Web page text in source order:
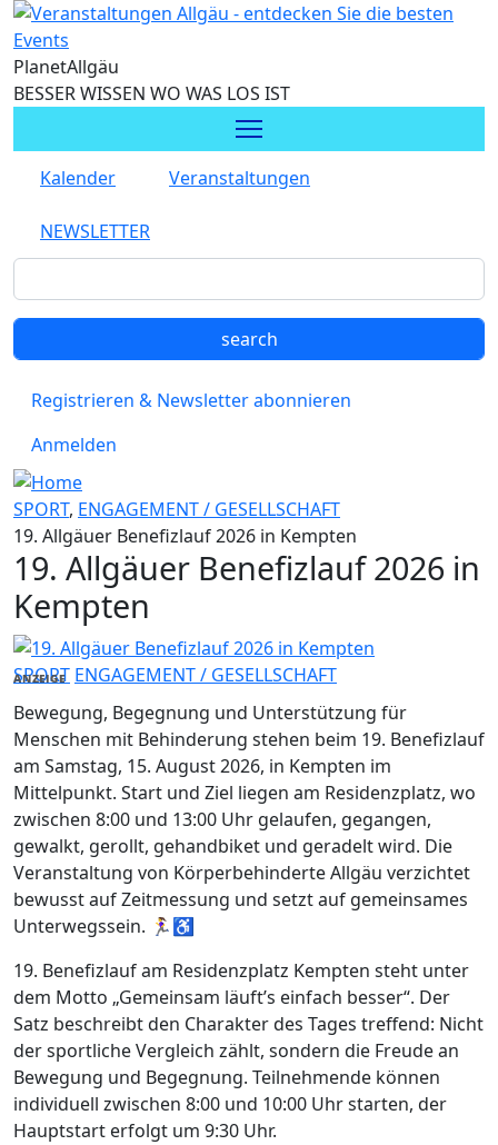
Direkt zum Inhalt
PlanetAllgäu
BESSER WISSEN WO WAS LOS IST
Kalender Veranstaltungen
NEWSLETTER
Registrieren & Newsletter abonnieren
Anmelden
SPORT, ENGAGEMENT / GESELLSCHAFT
19. Allgäuer Benefizlauf 2026 in Kempten
19. Allgäuer Benefizlauf 2026 in
Kempten
SPORT ENGAGEMENT / GESELLSCHAFT
ANZEIGE
Bewegung, Begegnung und Unterstützung für
Menschen mit Behinderung stehen beim 19. Benefizlauf
am Samstag, 15. August 2026, in Kempten im
Mittelpunkt. Start und Ziel liegen am Residenzplatz, wo
zwischen 8:00 und 13:00 Uhr gelaufen, gegangen,
gewalkt, gerollt, gehandbiket und geradelt wird. Die
Veranstaltung von Körperbehinderte Allgäu verzichtet
bewusst auf Zeitmessung und setzt auf gemeinsames
Unterwegssein. 🏃‍♀️♿
19. Benefizlauf am Residenzplatz Kempten steht unter
dem Motto „Gemeinsam läuft’s einfach besser“. Der
Satz beschreibt den Charakter des Tages treffend: Nicht
der sportliche Vergleich zählt, sondern die Freude an
Bewegung und Begegnung. Teilnehmende können
individuell zwischen 8:00 und 10:00 Uhr starten, der
Hauptstart erfolgt um 9:30 Uhr.